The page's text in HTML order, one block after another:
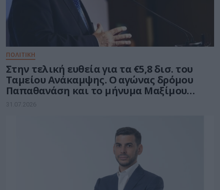
ΠΟΛΙΤΙΚΗ
Στην τελική ευθεία για τα €5,8 δισ. του
Ταμείου Ανάκαμψης. Ο αγώνας δρόμου
Παπαθανάση και το μήνυμα Μαξίμου
στους υπουργούς
31.07.2026